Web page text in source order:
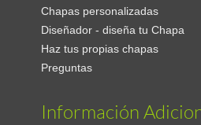
Chapas personalizadas
Diseñador - diseña tu Chapa
Haz tus propias chapas
Preguntas
Información